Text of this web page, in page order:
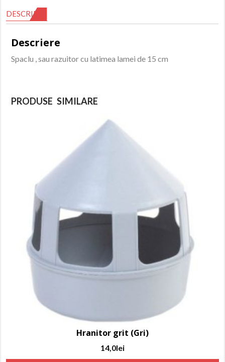
DESCRIERE
Descriere
Spaclu , sau razuitor cu latimea lamei de 15 cm
PRODUSE SIMILARE
Hranitor grit (Gri)
14,0lei